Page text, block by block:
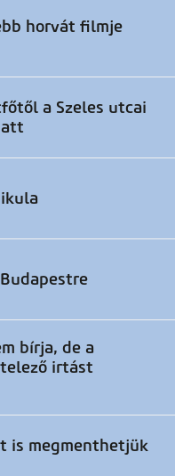
horvát filmje
a Szeles utcai
bírja, de a
irtást
is megmenthetjük